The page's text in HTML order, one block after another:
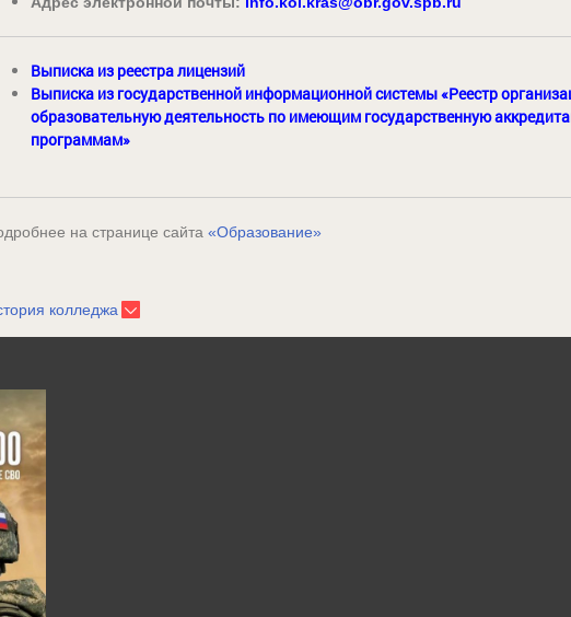
Выписка из реестра лицензий
Выписка из государственной информационной системы «Реестр
образовательную деятельность по имеющим государственную
программам»
на странице сайта «Образование»
колледжа